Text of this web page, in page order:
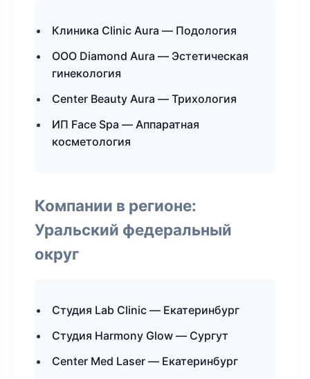
Клиника Clinic Aura — Подология
ООО Diamond Aura — Эстетическая
гинекология
Center Beauty Aura — Трихология
ИП Face Spa — Аппаратная
косметология
Компании в регионе:
Уральский федеральный
округ
Студия Lab Clinic — Екатеринбург
Студия Harmony Glow — Сургут
Center Med Laser — Екатеринбург